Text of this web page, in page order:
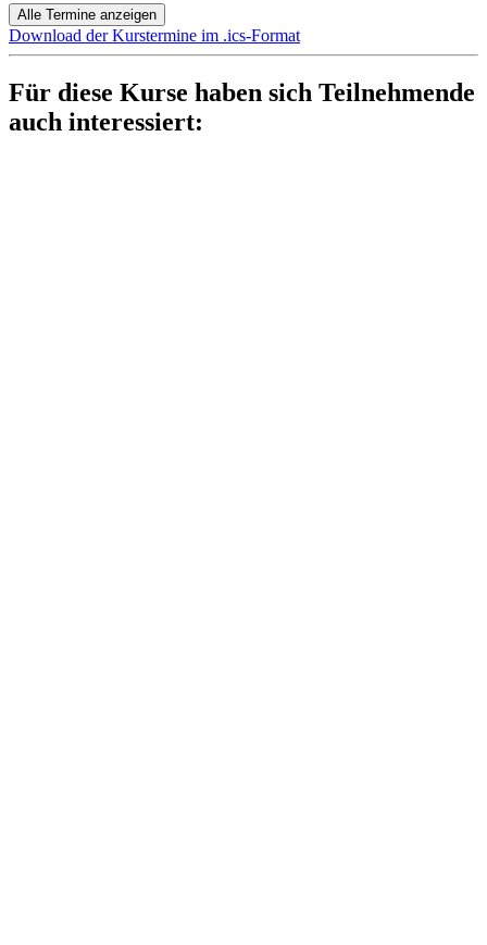
Alle Termine anzeigen
Download der Kurstermine im .ics-Format
Für diese Kurse haben sich Teilnehmende
auch interessiert: